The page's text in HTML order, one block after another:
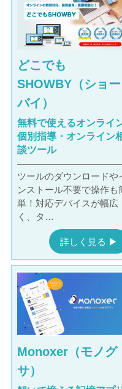
どこでも
SHOWBY（ショー
バイ）
無料で使えるオンライ
個別指導・オンライン
談ツール
ツールのダウンロードや
ンストール不要で操作も
単！対応デバイスが幅広
く、タ…
詳しく見る ▶︎
Monoxer（モノグ
サ）